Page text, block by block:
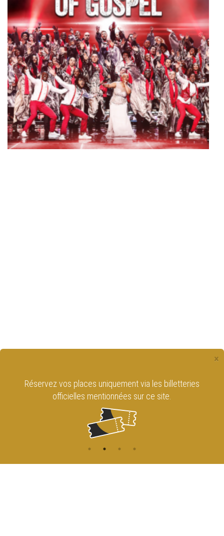
×
Réservez vos places uniquement via les billetteries
officielles mentionnées sur ce site.